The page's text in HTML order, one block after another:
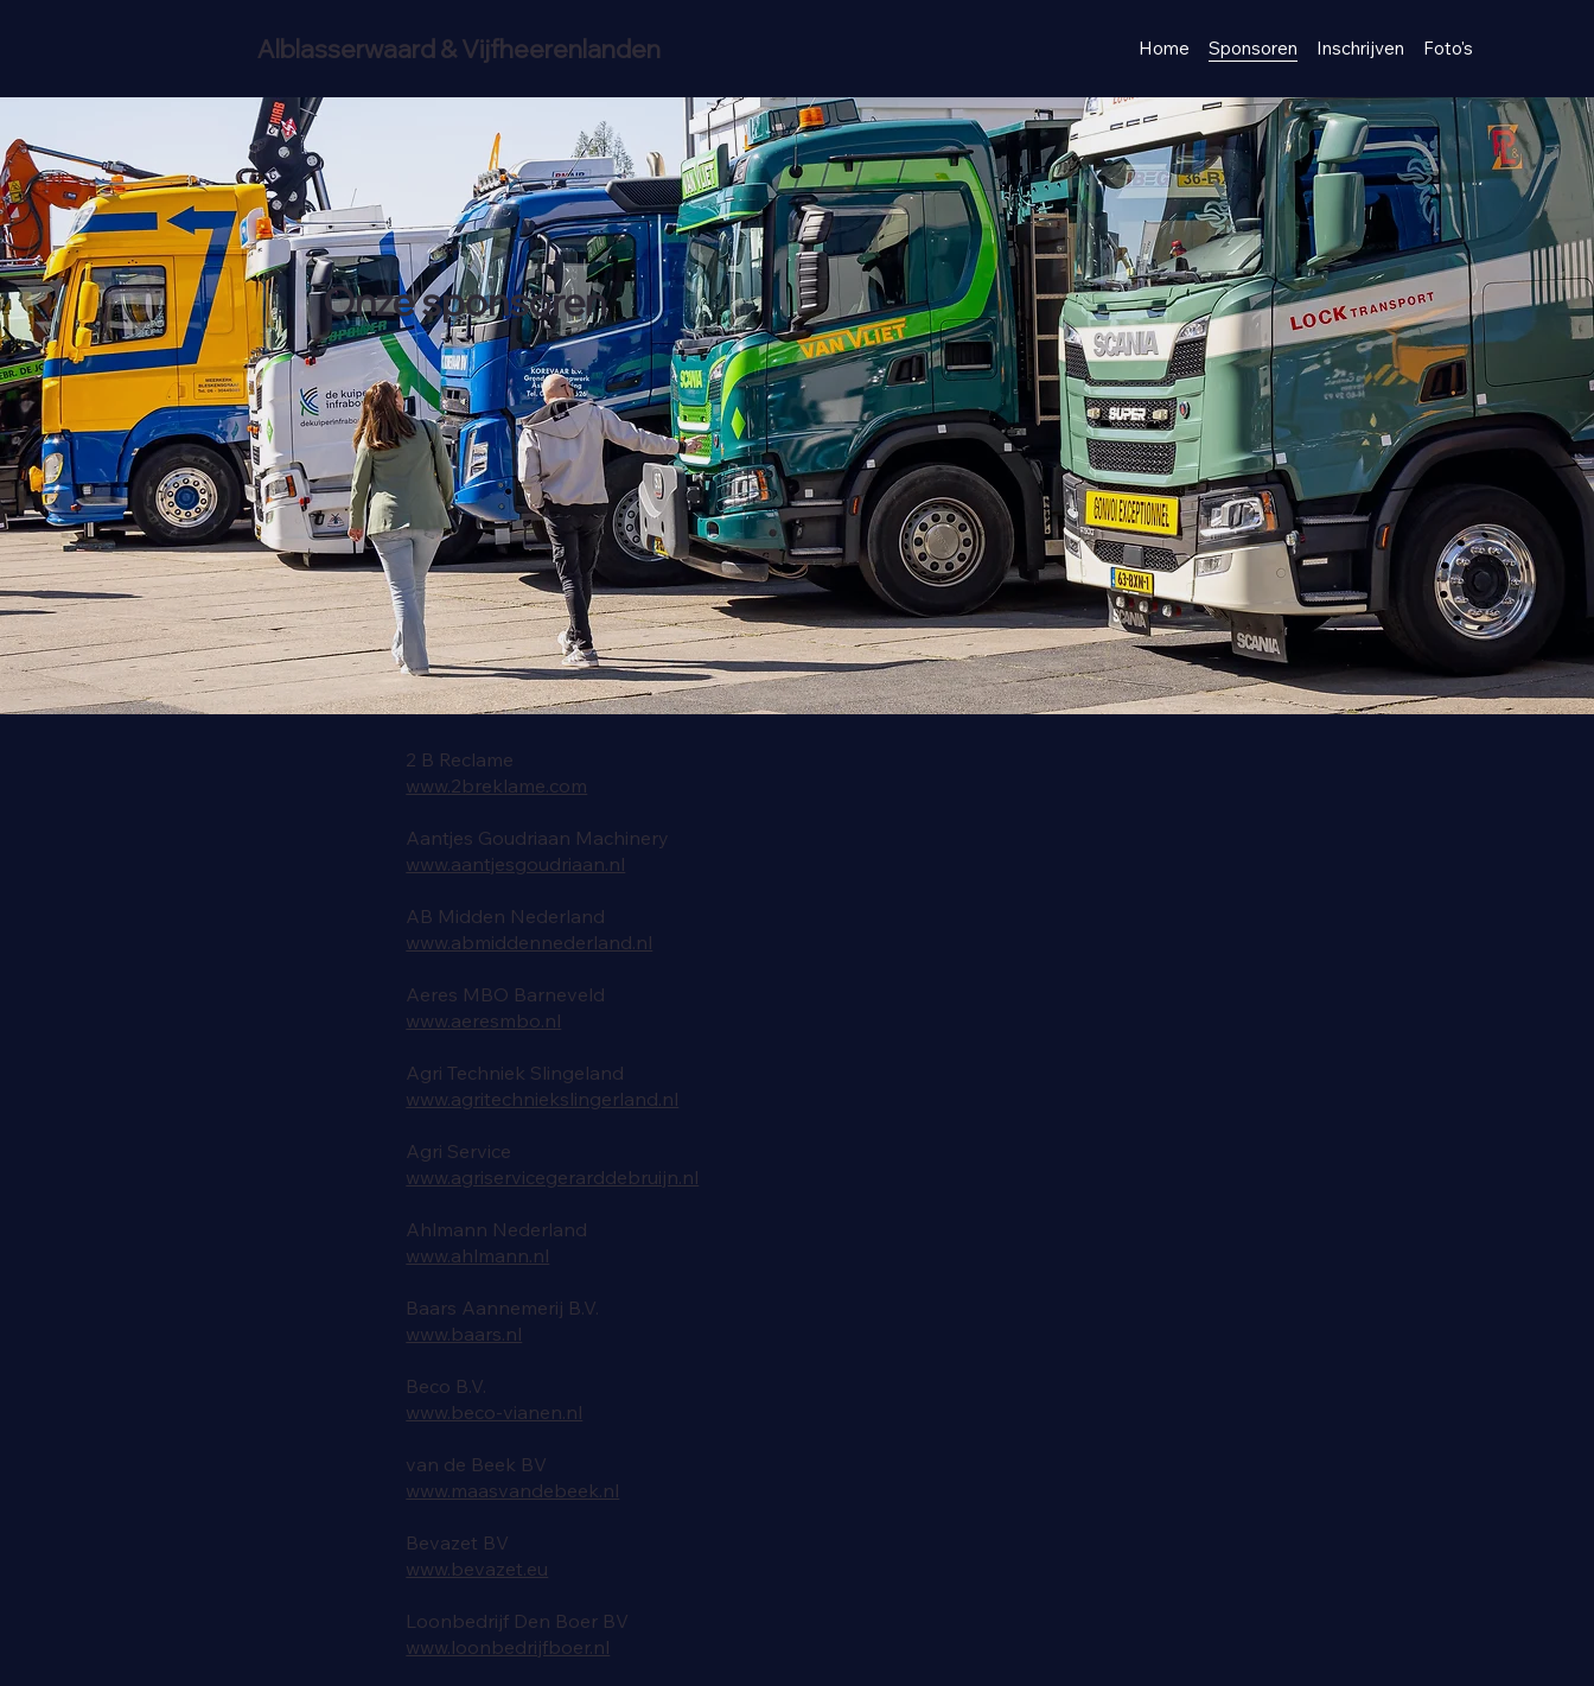
Alblasserwaard & Vijfheerenlanden Home Sponsoren Inschrijven Foto's
Onze sponsoren
2 B Reclame
www.2breklame.com
Aantjes Goudriaan Machinery
www.aantjesgoudriaan.nl
AB Midden Nederland
www.abmiddennederland.nl
Aeres MBO Barneveld
www.aeresmbo.nl
Agri Techniek Slingeland
www.agritechniekslingerland.nl
Agri Service
www.agriservicegerarddebruijn.nl
Ahlmann Nederland
www.ahlmann.nl
Baars Aannemerij B.V.
www.baars.nl
Beco B.V.
www.beco-vianen.nl
van de Beek BV
www.maasvandebeek.nl
Bevazet BV
www.bevazet.eu
Loonbedrijf Den Boer BV
www.loonbedrijfboer.nl